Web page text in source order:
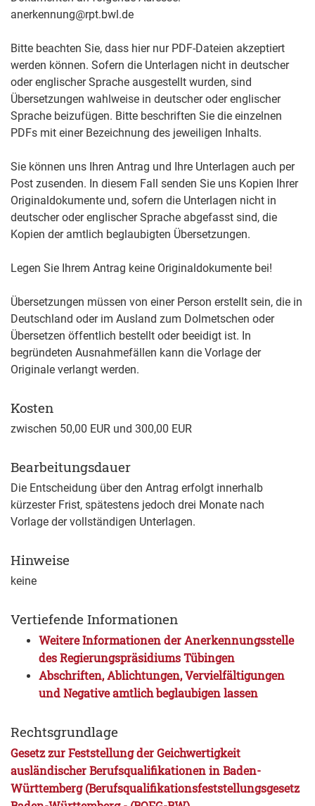
anerkennung@rpt.bwl.de
Bitte beachten Sie, dass hier nur PDF-Dateien akzeptiert
werden können. Sofern die Unterlagen nicht in deutscher
oder englischer Sprache ausgestellt wurden, sind
Übersetzungen wahlweise in deutscher oder englischer
Sprache beizufügen. Bitte beschriften Sie die einzelnen
PDFs mit einer Bezeichnung des jeweiligen Inhalts.
Sie können uns Ihren Antrag und Ihre Unterlagen auch per
Post zusenden. In diesem Fall senden Sie uns Kopien Ihrer
Originaldokumente und, sofern die Unterlagen nicht in
deutscher oder englischer Sprache abgefasst sind, die
Kopien der amtlich beglaubigten Übersetzungen.
Legen Sie Ihrem Antrag keine Originaldokumente bei!
Übersetzungen müssen von einer Person erstellt sein, die in
Deutschland oder im Ausland zum Dolmetschen oder
Übersetzen öffentlich bestellt oder beeidigt ist. In
begründeten Ausnahmefällen kann die Vorlage der
Originale verlangt werden.
Kosten
zwischen 50,00 EUR und 300,00 EUR
Bearbeitungsdauer
Die Entscheidung über den Antrag erfolgt innerhalb
kürzester Frist, spätestens jedoch drei Monate nach
Vorlage der vollständigen Unterlagen.
Hinweise
keine
Vertiefende Informationen
Weitere Informationen der Anerkennungsstelle
des Regierungspräsidiums Tübingen
Abschriften, Ablichtungen, Vervielfältigungen
und Negative amtlich beglaubigen lassen
Rechtsgrundlage
Gesetz zur Feststellung der Geichwertigkeit
ausländischer Berufsqualifikationen in Baden-
Württemberg (Berufsqualifikationsfeststellungsgesetz